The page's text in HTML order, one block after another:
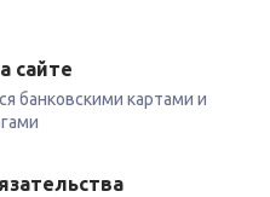
сайте
банковскими картами и